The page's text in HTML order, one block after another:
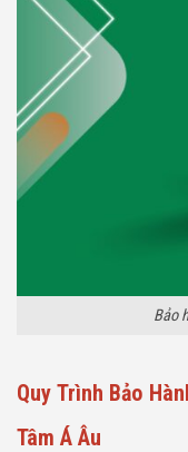
Bảo
Quy Trình Bảo
Tâm Á Âu